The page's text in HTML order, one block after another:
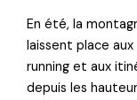
En été, la
laissent place
running et aux
depuis les